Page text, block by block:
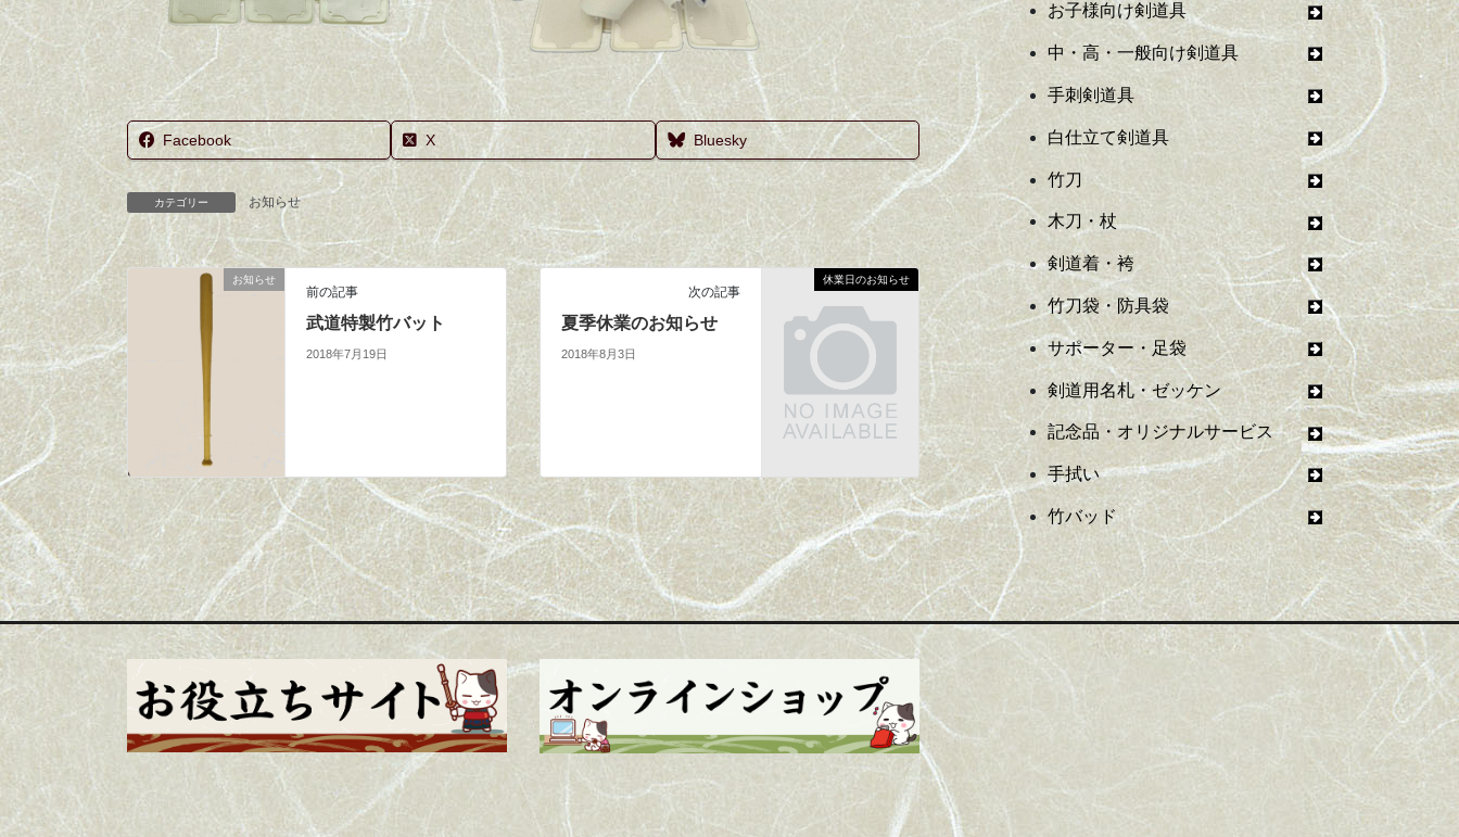
Facebook X Bluesky
カテゴリー お知らせ
お知らせ
前の記事
武道特製竹バット
2018年7月19日
休業日のお知らせ
次の記事
夏季休業のお知らせ
2018年8月3日
お子様向け剣道具
中・高・一般向け剣道具
手刺剣道具
白仕立て剣道具
竹刀
木刀・杖
剣道着・袴
竹刀袋・防具袋
サポーター・足袋
剣道用名札・ゼッケン
記念品・オリジナルサービス
手拭い
竹バッド